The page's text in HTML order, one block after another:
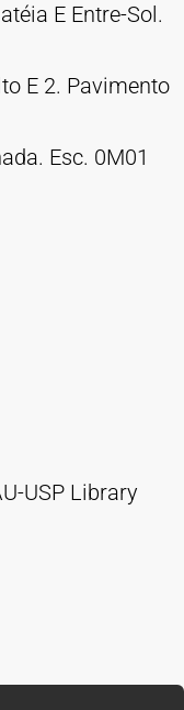
E Entre-Sol.
E 2. Pavimento
Esc. 0M01
USP Library